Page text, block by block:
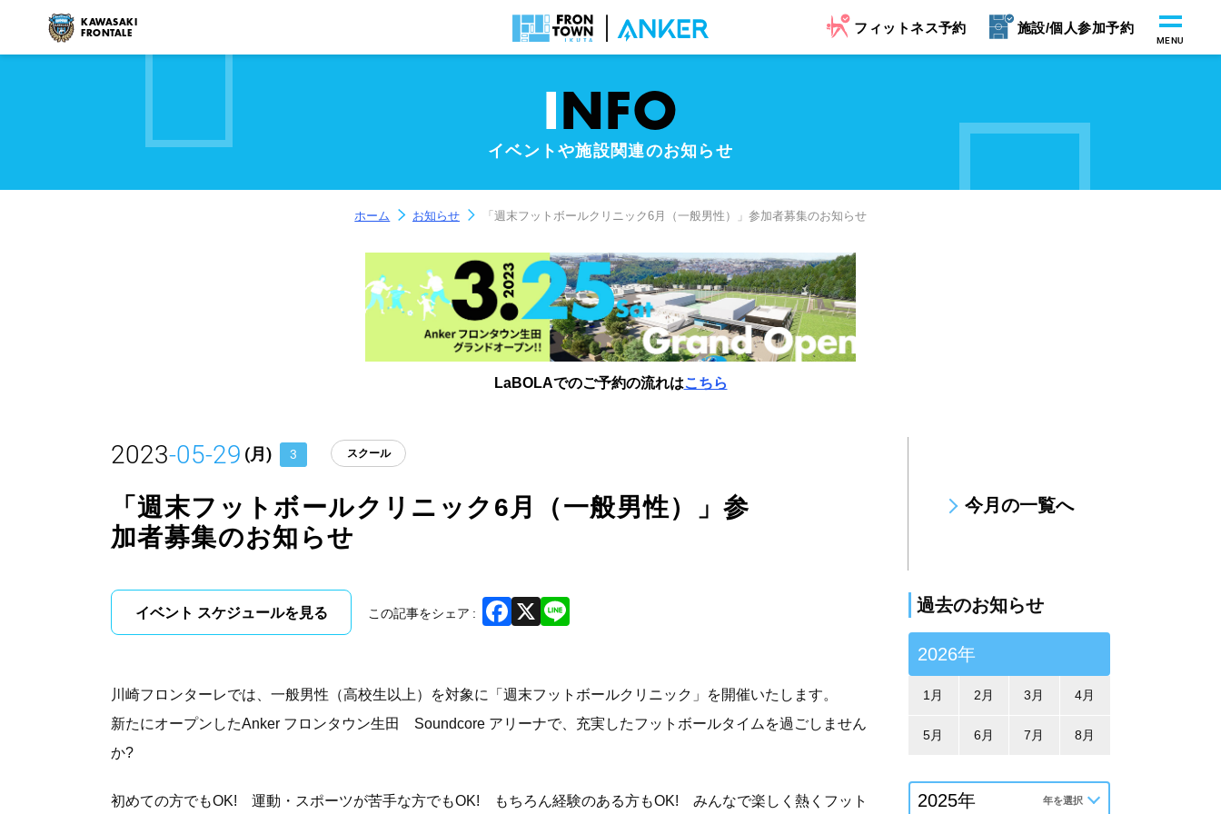
KAWASAKI
FRONTALE
MENU
フィットネス予約 施設/個人参加予約
NFO
イベントや施設関連のお知らせ
ホーム お知らせ 「週末フットボールクリニック6月（一般男性）」参加者募集のお知らせ
LaBOLAでのご予約の流れはこちら
2023-05-29 (月) 3 スクール
「週末フットボールクリニック6月（一般男性）」参
加者募集のお知らせ
今月の一覧へ
イベント スケジュールを見る この記事をシェア Facebook
X
川崎フロンターレでは、一般男性（高校生以上）を対象に「週末フットボールクリニック」を開催いたします。
新たにオープンしたAnker フロンタウン生田 Soundcore アリーナで、充実したフットボールタイムを過ごしません
か?
初めての方でもOK! 運動・スポーツが苦手な方でもOK! もちろん経験のある方もOK! みんなで楽しく熱くフット
過去のお知らせ
2026年
1月 2月 3月 4月
5月 6月 7月 8月